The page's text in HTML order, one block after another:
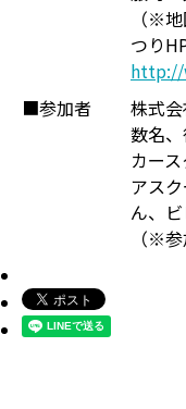
（※
つり
http://
■参加者
株式
数名
カー
アス
ん、
（※